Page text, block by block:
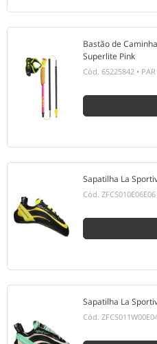
Bastão de
Superlite Pink
Cód. 65225842 • PAR
Sapatilha La
Cód. ZFCS010E06E06
Sapatilha La
Cód.